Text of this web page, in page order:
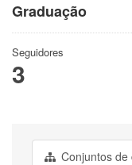
Graduação
Seguidores
3
Conjuntos de